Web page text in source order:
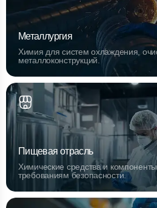
Металлургия
Химия для систем охлаждения,
металлоконструкций.
Пищевая отрасль
Химические средства и
требованиям безопасности.